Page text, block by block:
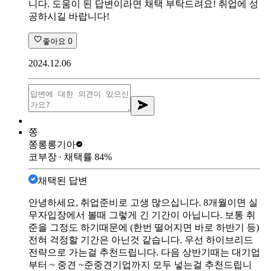
니다. 도움이 된 답변이라면 채택 부탁드려요! 취업에 성
공하시길 바랍니다!
좋아요 0
2024.12.06
쫑
쫑롱롱기아
코부장 ∙ 채택률 84%
채택된 답변
안녕하세요, 취업준비로 고생 많으십니다. 8개월이면 실
무자입장에서 볼때 그렇게 긴 기간이 아닙니다. 보통 취
준을 그정도 하기때문에 (한번 떨어지면 바로 하반기 등)
전혀 걱정할 기간은 아닌것 같습니다. 우선 하이브리드
전략으로 가는걸 추천드립니다. 다음 상반기때는 대기업
부터 ~ 중견 ~준중견기업까지 모두 넣는걸 추천드립니